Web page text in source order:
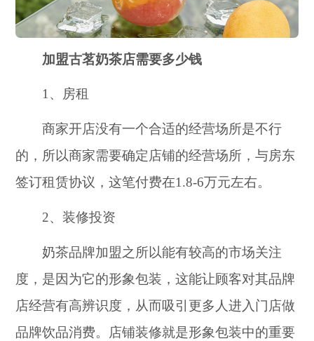
加盟古茗奶茶店需要多少钱
1、房租
商家开店没有一个合适的经营场所是不行
的，所以商家需要确定店铺的经营场所，与房东
签订租赁协议，这笔付费在1.8-6万元左右。
2、装修投资
奶茶品牌加盟之所以能有较高的市场关注
度，是因为它的形象包装，这能让顾客对其品牌
店经营有高辨识度，从而吸引更多人进入门店做
品牌饮品消费。店铺装修就是形象包装中的重要